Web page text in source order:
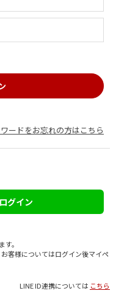
ードをお忘れの方はこちら
グイン
。
客様についてはログイン後マイペ
LINE ID連携については こちら